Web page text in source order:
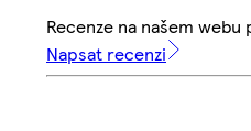
Recenze na našem
Napsat recenzi